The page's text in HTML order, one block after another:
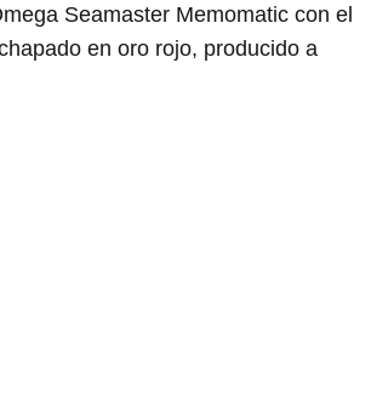
Seamaster Memomatic con el
en oro rojo, producido a